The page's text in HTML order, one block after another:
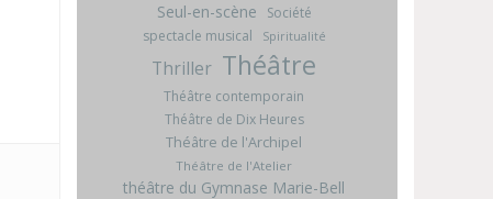
Seul-en-scène
Société
spectacle musical
Spiritualité
Thriller Théâtre
Théâtre contemporain
Théâtre de Dix Heures
Théâtre de l'Archipel
Théâtre de l'Atelier
théâtre du Gymnase Marie-Bell